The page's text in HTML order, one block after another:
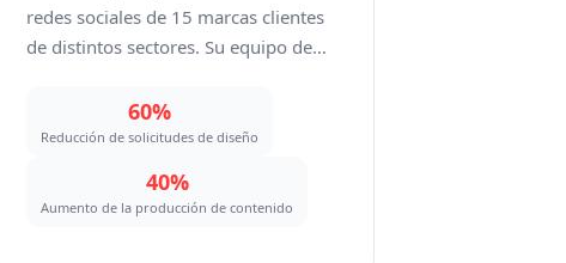
redes sociales de 15 marcas clientes
de distintos sectores. Su equipo de
publicaciones sociales por semana,
muchas de las cuales requieren
de marca del contenido generado por
60%
Reducción de solicitudes de diseño
40%
Aumento de la producción de contenido